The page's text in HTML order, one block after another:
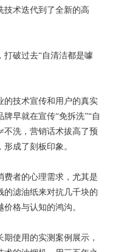
技术迭代到了全新的高
破过去“自清洁都是噱
技术宣传和用户的真实
早就在宣传“免拆洗”“自
不洗，营销话术拔高了预
成了刻板印象。
者的心理需求，尤其是
的滤油纸来对抗几千块的
格与认知的鸿沟。
使用的实测案例展示，